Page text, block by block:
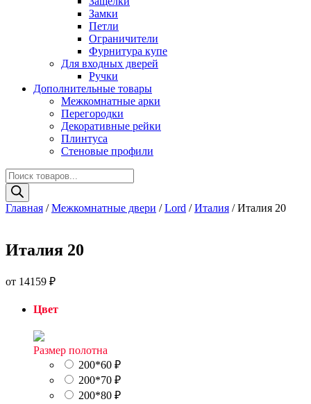
Замки
Петли
Ограничители
Фурнитура купе
Для входных дверей
Ручки
Дополнительные товары
Межкомнатные арки
Перегородки
Декоративные рейки
Плинтуса
Стеновые профили
Поиск
товаров
Главная /Межкомнатные двери /Lord /Италия / Италия 20
Италия 20
от 14159 ₽
Цвет
Размер полотна
200*60 ₽
200*70 ₽
200*80 ₽